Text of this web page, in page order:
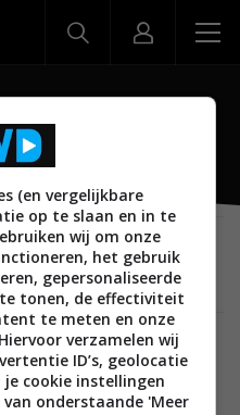
‘Small Apps’ meer
(en vergelijkbare
op te slaan en in te
wij om onze
het gebruik
gepersonaliseerde
tonen, de effectiviteit
te meten en onze
verzamelen wij
ID’s, geolocatie
cookie instellingen
onderstaande 'Meer